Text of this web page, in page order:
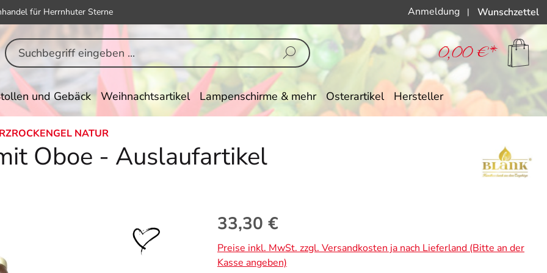
für Herrnhuter Sterne Anmeldung | Wunschzettel
0,00 €*
und Gebäck Weihnachtsartikel Lampenschirme & mehr Osterartikel Hersteller
NATUR
Oboe - Auslaufartikel
Regulärer Preis:
33,30 €
Preise inkl. MwSt. zzgl. Versandkosten ja nach Lieferland (Bitte an der
Kasse angeben)